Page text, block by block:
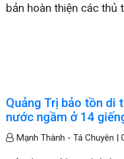
bản hoàn thiện các thủ
Quảng Trị bảo tồn di
nước ngầm ở 14
Mạnh Thành - Tá Chuyên |